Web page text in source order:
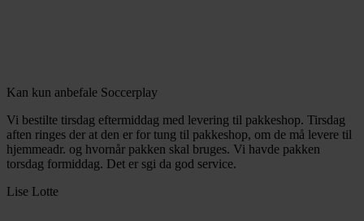
Kan kun anbefale Soccerplay
Vi bestilte tirsdag eftermiddag med levering til pakkeshop. Tirsdag
aften ringes der at den er for tung til pakkeshop, om de må levere til
hjemmeadr. og hvornår pakken skal bruges. Vi havde pakken
torsdag formiddag. Det er sgi da god service.
Lise Lotte